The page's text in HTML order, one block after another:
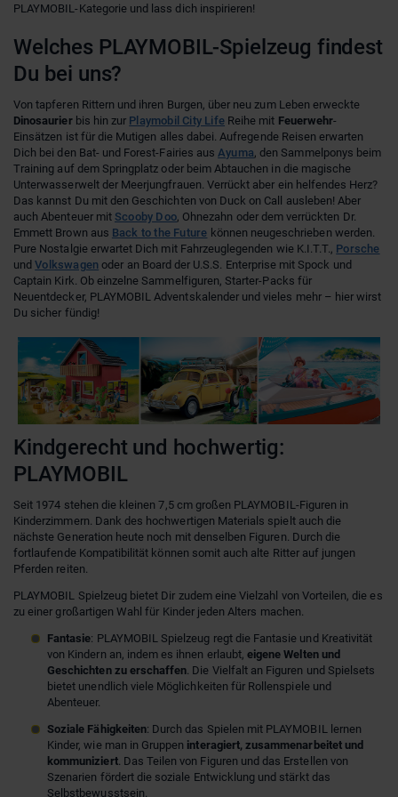
PLAYMOBIL-Kategorie und lass dich inspirieren!
Welches PLAYMOBIL-Spielzeug findest
Du bei uns?
Von tapferen Rittern und ihren Burgen, über neu zum Leben erweckte
Dinosaurierbis hin zur Playmobil City Life Reihe mit Feuerwehr-
Einsätzen ist für die Mutigen alles dabei. Aufregende Reisen erwarten
Dich bei den Bat- und Forest-Fairies ausAyuma, den Sammelponys beim
Training auf dem Springplatz oder beim Abtauchen in die magische
Unterwasserwelt der Meerjungfrauen. Verrückt aber ein helfendes Herz?
Das kannst Du mit den Geschichten von Duck on Call ausleben! Aber
auch Abenteuer mit Scooby Doo, Ohnezahn oder dem verrückten Dr.
Emmett Brown aus Back to the Future können neugeschrieben werden.
Pure Nostalgie erwartet Dich mit Fahrzeuglegenden wie K.I.T.T., Porsche
undVolkswagen oder an Board der U.S.S. Enterprise mit Spock und
Captain Kirk. Ob einzelne Sammelfiguren, Starter-Packs für
Neuentdecker, PLAYMOBIL Adventskalender und vieles mehr – hier wirst
Du sicher fündig!
Kindgerecht und hochwertig:
PLAYMOBIL
Seit 1974 stehen die kleinen 7,5 cm großen PLAYMOBIL-Figuren in
Kinderzimmern. Dank des hochwertigen Materials spielt auch die
nächste Generation heute noch mit denselben Figuren. Durch die
fortlaufende Kompatibilität können somit auch alte Ritter auf jungen
Pferden reiten.
PLAYMOBIL Spielzeug bietet Dir zudem eine Vielzahl von Vorteilen, die es
zu einer großartigen Wahl für Kinder jeden Alters machen.
Fantasie: PLAYMOBIL Spielzeug regt die Fantasie und Kreativität
von Kindern an, indem es ihnen erlaubt,eigene Welten und
Geschichten zu erschaffen. Die Vielfalt an Figuren und Spielsets
bietet unendlich viele Möglichkeiten für Rollenspiele und
Abenteuer.
Soziale Fähigkeiten: Durch das Spielen mit PLAYMOBIL lernen
Kinder, wie man in Gruppen interagiert, zusammenarbeitet und
kommuniziert. Das Teilen von Figuren und das Erstellen von
Szenarien fördert die soziale Entwicklung und stärkt das
Selbstbewusstsein.